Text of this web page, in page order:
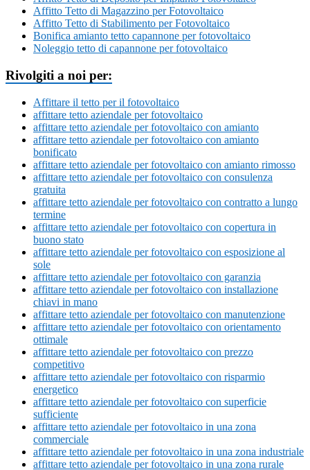
Affitto Tetto di Magazzino per Fotovoltaico
Affitto Tetto di Stabilimento per Fotovoltaico
Bonifica amianto tetto capannone per fotovoltaico
Noleggio tetto di capannone per fotovoltaico
Rivolgiti a noi per:
Affittare il tetto per il fotovoltaico
affittare tetto aziendale per fotovoltaico
affittare tetto aziendale per fotovoltaico con amianto
affittare tetto aziendale per fotovoltaico con amianto
bonificato
affittare tetto aziendale per fotovoltaico con amianto rimosso
affittare tetto aziendale per fotovoltaico con consulenza
gratuita
affittare tetto aziendale per fotovoltaico con contratto a lungo
termine
affittare tetto aziendale per fotovoltaico con copertura in
buono stato
affittare tetto aziendale per fotovoltaico con esposizione al
sole
affittare tetto aziendale per fotovoltaico con garanzia
affittare tetto aziendale per fotovoltaico con installazione
chiavi in mano
affittare tetto aziendale per fotovoltaico con manutenzione
affittare tetto aziendale per fotovoltaico con orientamento
ottimale
affittare tetto aziendale per fotovoltaico con prezzo
competitivo
affittare tetto aziendale per fotovoltaico con risparmio
energetico
affittare tetto aziendale per fotovoltaico con superficie
sufficiente
affittare tetto aziendale per fotovoltaico in una zona
commerciale
affittare tetto aziendale per fotovoltaico in una zona industriale
affittare tetto aziendale per fotovoltaico in una zona rurale